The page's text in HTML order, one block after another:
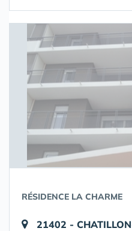
RÉSIDENCE LA CHARME
21402 -